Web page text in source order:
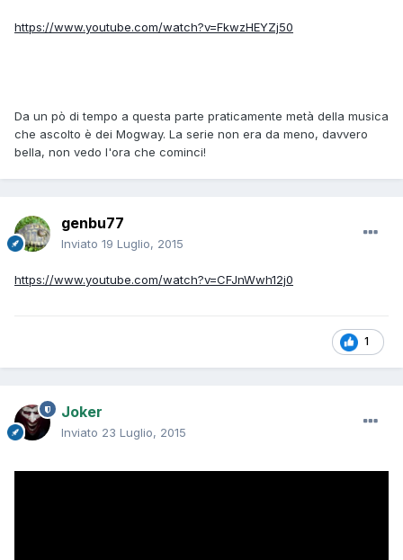
https://www.youtube.com/watch?v=FkwzHEYZj50
Da un pò di tempo a questa parte praticamente metà della musica
che ascolto è dei Mogway. La serie non era da meno, davvero
bella, non vedo l'ora che cominci!
genbu77
Inviato 19 Luglio, 2015
https://www.youtube.com/watch?v=CFJnWwh12j0
1
Joker
Inviato 23 Luglio, 2015